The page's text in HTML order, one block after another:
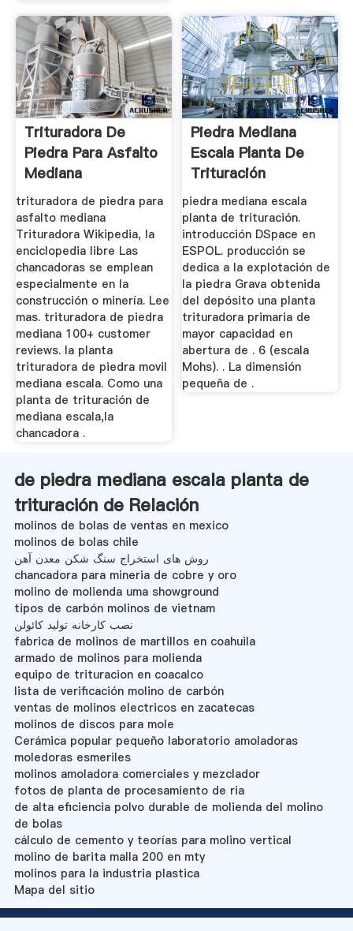
Trituradora De
Piedra Para Asfalto
Mediana
trituradora de piedra para
asfalto mediana
Trituradora Wikipedia, la
enciclopedia libre Las
chancadoras se emplean
especialmente en la
construcción o minería. Lee
mas. trituradora de piedra
mediana 100+ customer
reviews. la planta
trituradora de piedra movil
mediana escala. Como una
planta de trituración de
mediana escala,la
chancadora .
Piedra Mediana
Escala Planta De
Trituración
piedra mediana escala
planta de trituración.
introducción DSpace en
ESPOL. producción se
dedica a la explotación de
la piedra Grava obtenida
del depósito una planta
trituradora primaria de
mayor capacidad en
abertura de . 6 (escala
Mohs). . La dimensión
pequeña de .
de piedra mediana escala planta de
trituración de Relación
molinos de bolas de ventas en mexico
molinos de bolas chile
روش های استخراج سنگ شکن معدن آهن
chancadora para mineria de cobre y oro
molino de molienda uma showground
tipos de carbón molinos de vietnam
نصب کارخانه تولید کائولن
fabrica de molinos de martillos en coahuila
armado de molinos para molienda
equipo de trituracion en coacalco
lista de verificación molino de carbón
ventas de molinos electricos en zacatecas
molinos de discos para mole
Cerámica popular pequeño laboratorio amoladoras
moledoras esmeriles
molinos amoladora comerciales y mezclador
fotos de planta de procesamiento de ria
de alta eficiencia polvo durable de molienda del molino
de bolas
cálculo de cemento y teorías para molino vertical
molino de barita malla 200 en mty
molinos para la industria plastica
Mapa del sitio